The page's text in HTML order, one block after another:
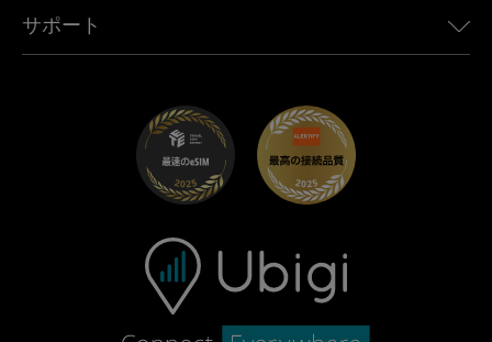
Mini向けUbigi
Maserati向けUbigi
Ubigiアプリ
アフェリエイトプログラム
サポート
トラブルシューティング
ヘルプセンター
お問い合わせ先